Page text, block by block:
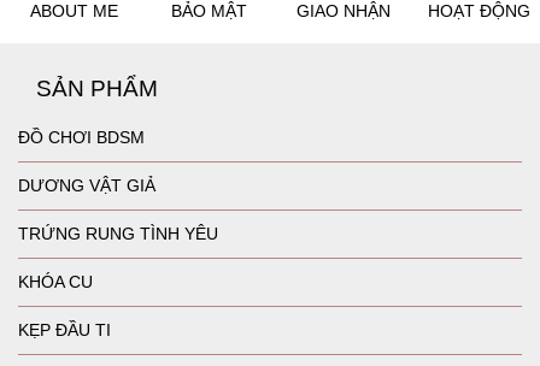
ABOUT ME BẢO MẬT GIAO NHẬN HOẠT ĐỘNG
SẢN PHẨM
ĐỒ CHƠI BDSM
DƯƠNG VẬT GIẢ
TRỨNG RUNG TÌNH YÊU
KHÓA CU
KẸP ĐẦU TI